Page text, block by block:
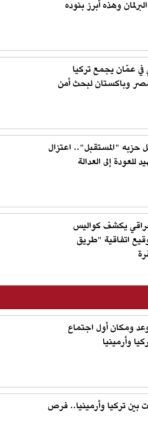
وهذه أبرز بنوده
في عمّان يجمع تركيا
وباكستان لبحث أمن
حزبه "المستقبل".. اعتزال
للعودة إلى العدالة
يكشف كواليس
اتفاقية "طريق
ومكان أول اجتماع
وأرمينيا
بين تركيا وأرمينيا.. فرص